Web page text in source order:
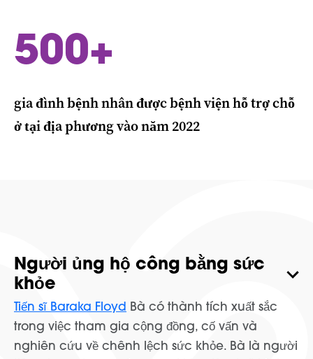
500+
gia đình bệnh nhân được bệnh viện hỗ trợ chỗ
ở tại địa phương vào năm 2022
Người ủng hộ công bằng sức
khỏe
Tiến sĩ Baraka Floyd Bà có thành tích xuất sắc
trong việc tham gia cộng đồng, cố vấn và
nghiên cứu về chênh lệch sức khỏe. Bà là người